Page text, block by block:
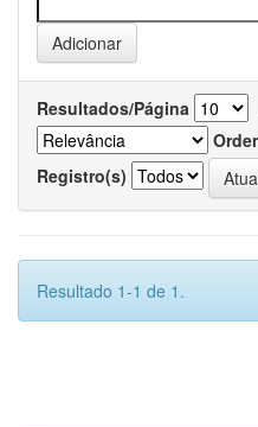
Resultados/Página
Registro(s)
Resultado 1-1 de 1.